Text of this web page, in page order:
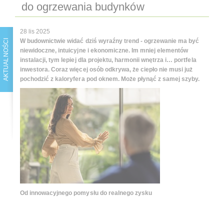
do ogrzewania budynków
AKTUALNOŚCI
28 lis 2025
W budownictwie widać dziś wyraźny trend - ogrzewanie ma być
niewidoczne, intuicyjne i ekonomiczne. Im mniej elementów
instalacji, tym lepiej dla projektu, harmonii wnętrza i… portfela
inwestora. Coraz więcej osób odkrywa, że ciepło nie musi już
pochodzić z kaloryfera pod oknem. Może płynąć z samej szyby.
Od innowacyjnego pomysłu do realnego zysku